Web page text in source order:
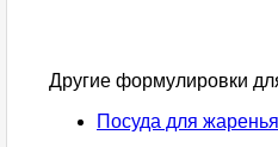
Другие формулировки
Посуда для жаренья